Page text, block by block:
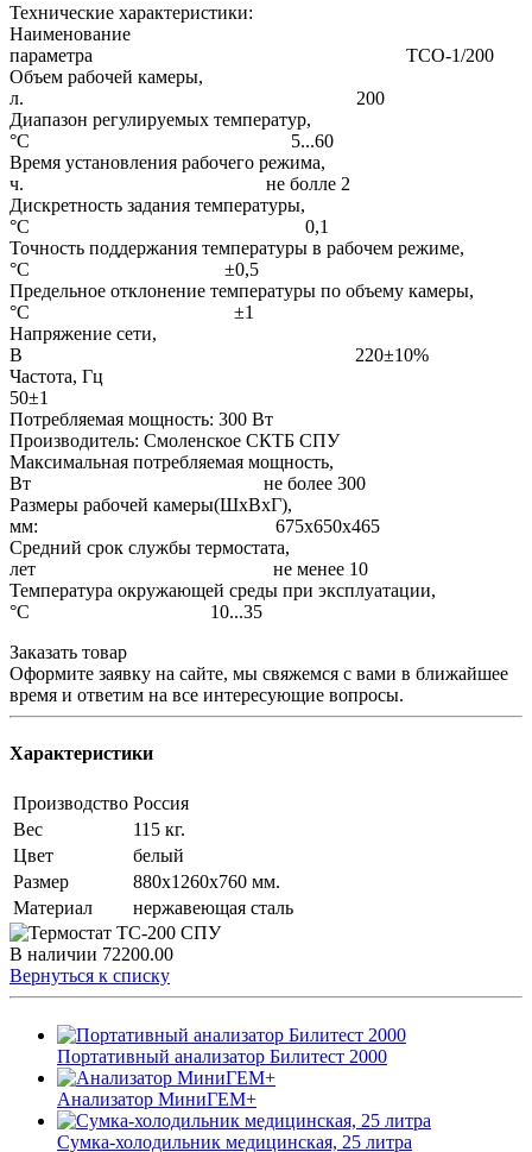
Технические характеристики:
Наименование
параметра ТСО-1/200
Объем рабочей камеры,
л. 200
Диапазон регулируемых температур,
°С 5...60
Время установления рабочего режима,
ч. не болле 2
Дискретность задания температуры,
°С 0,1
Точность поддержания температуры в рабочем режиме,
°С ±0,5
Предельное отклонение температуры по объему камеры,
°С ±1
Напряжение сети,
В 220±10%
Частота, Гц
50±1
Потребляемая мощность: 300 Вт
Производитель: Смоленское СКТБ СПУ
Максимальная потребляемая мощность,
Вт не более 300
Размеры рабочей камеры(ШхВхГ),
мм: 675х650х465
Средний срок службы термостата,
лет не менее 10
Температура окружающей среды при эксплуатации,
°С 10...35
Заказать товар
Оформите заявку на сайте, мы свяжемся с вами в ближайшее
время и ответим на все интересующие вопросы.
Характеристики
Производство Россия
Вес
115 кг.
Цвет
белый
Размер
880х1260х760 мм.
Материал
нержавеющая сталь
В наличии 72200.00
Вернуться к списку
Портативный анализатор Билитест 2000
Анализатор МиниГЕМ+
Сумка-холодильник медицинская, 25 литра